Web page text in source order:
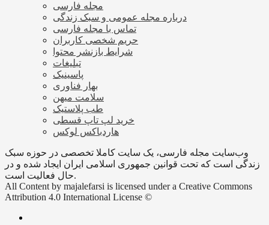
مجله فارسی
درباره مجله عمومی و سبک زندگی
تماس با مجله فارسی
حریم شخصی کاربران
شرایط بازنشر محتوا
تبلیغات
پاسینیک
بهار فناوری
سلامت میهن
طب پلاستیک
خرید لپ تاپ قسطی
هاردباکس لوکس
وب‌سایت مجله فارسی، یک سایت کاملا تخصصی در حوزه سبک
زندگی است که تحت قوانین جمهوری اسلامی ایران ایجاد شده و در
حال فعالیت است.
All Content by majalefarsi is licensed under a Creative Commons
Attribution 4.0 International License ©️